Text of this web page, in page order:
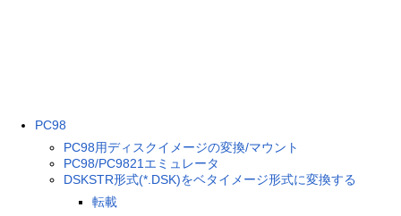
PC98
PC98用ディスクイメージの変換/マウント
PC98/PC9821エミュレータ
DSKSTR形式(*.DSK)をベタイメージ形式に変換する
転載